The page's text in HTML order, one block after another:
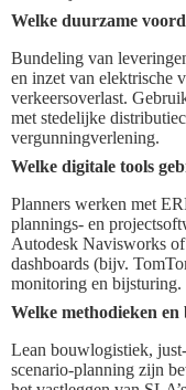
Welke duurzame
Bundeling van
en inzet van elektrische
verkeersoverlast.
met stedelijke
vergunningverlening.
Welke digitale tools
Planners werken met
plannings- en
Autodesk Navisworks
dashboards (bijv.
monitoring en bijsturing.
Welke methodieken en
Lean bouwlogistiek,
scenario-planning zijn